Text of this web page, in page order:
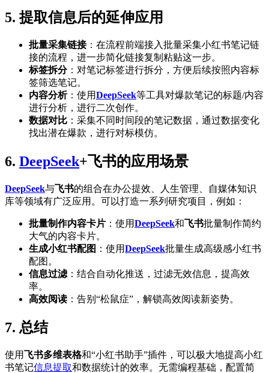
5. 提取信息后的延伸应用
批量采集链接：在流程前端接入批量采集小红书笔记链
接的流程，进一步简化链接复制粘贴这一步。
标签拆分：对笔记标签进行拆分，方便后续按照内容标
签筛选笔记。
内容分析：使用DeepSeek等工具对爆款笔记的标题/内容
进行分析，进行二次创作。
数据对比 ：采集不同时间段的笔记数据，通过数据变化
找出潜在爆款，进行对标模仿。
6. DeepSeek+飞书的应用场景
DeepSeek与飞书的组合在办公提效、人生管理、自媒体知识
库等领域有广泛应用。可以打造一系列研究项目，例如：
批量制作内容卡片 ：使用DeepSeek和飞书批量制作简约
大气的内容卡片。
生成小红书配图 ：使用DeepSeek批量生成高级感小红书
配图。
信息过滤 ：结合自动化推送，过滤无效信息，提高效
率。
高效阅读 ：告别“松鼠症”，解锁高效阅读新姿势。
7. 总结
使用飞书多维表格和“小红书助手”插件，可以极大地提高小红
书笔记信息提取和数据统计的效率。无需编程基础，配置简